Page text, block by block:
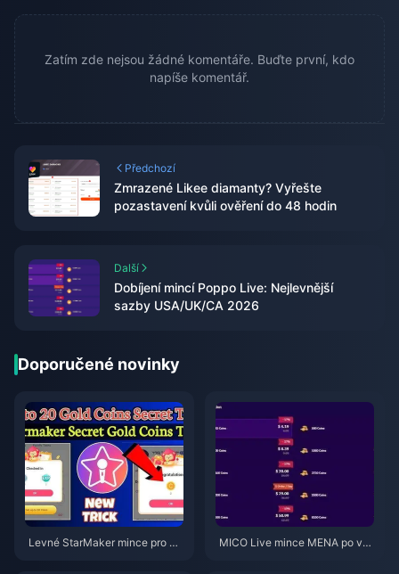
Zatím zde nejsou žádné komentáře. Buďte první, kdo
napíše komentář.
Předchozí
Zmrazené Likee diamanty? Vyřešte
pozastavení kvůli ověření do 48 hodin
Další
Dobíjení mincí Poppo Live: Nejlevnější
sazby USA/UK/CA 2026
Doporučené novinky
Levné StarMaker mince pro ko
MICO Live mince MENA po ver